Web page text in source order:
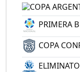
PRIMERA B
COPA